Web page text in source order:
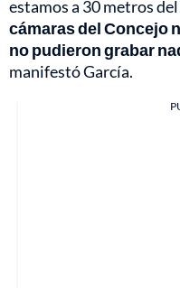
estamos a 30 metros
cámaras del Concejo
no pudieron grabar
manifestó García.